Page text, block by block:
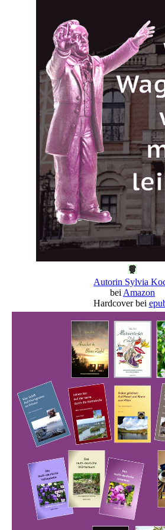
Autorin Sylvia
bei Amazon
Hardcover bei